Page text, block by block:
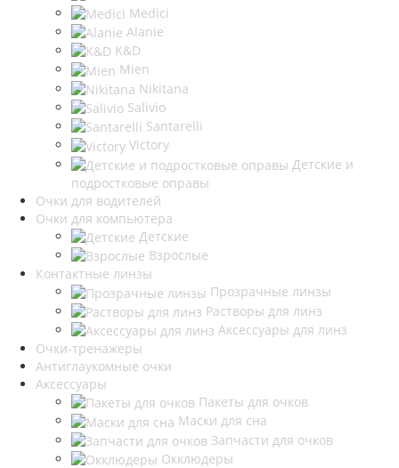
Medici
Alanie
K&D
Mien
Nikitana
Salivio
Santarelli
Victory
Детские и
подростковые оправы
Очки для водителей
Очки для компьютера
Детские
Взрослые
Контактные линзы
Прозрачные линзы
Растворы для линз
Аксессуары для линз
Очки-тренажеры
Антиглаукомные очки
Аксессуары
Пакеты для очков
Маски для сна
Запчасти для очков
Окклюдеры